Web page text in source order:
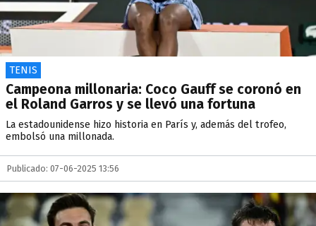
TENIS
Campeona millonaria: Coco Gauff se coronó en
el Roland Garros y se llevó una fortuna
La estadounidense hizo historia en París y, además del trofeo,
embolsó una millonada.
Publicado: 07-06-2025 13:56